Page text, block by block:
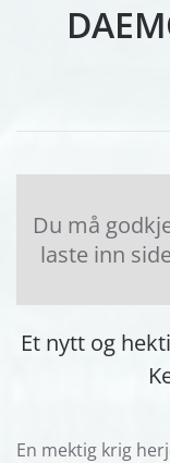
Du må
laste inn
Et nytt og
En mektig krig